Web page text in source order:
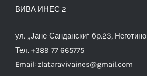
ВИВА ИНЕС 2
ул. „Јане Сандански“ бр.23, Неготино
Тел. +389 77 665775
Email: zlataravivaines@gmail.com